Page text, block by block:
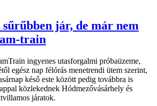
jár, de már nem
train
ingyenes utasforgalmi próbaüzeme,
egész nap félórás menetrendi ütem szerint,
késő este között pedig továbbra is
közlekednek Hódmezővásárhely és
járatok.